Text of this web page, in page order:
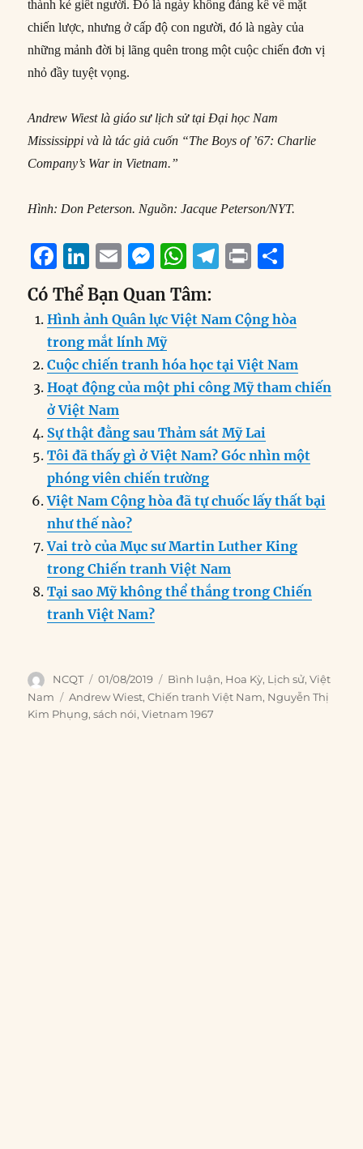
thành kẻ giết người. Đó là ngày không đáng kể về mặt
chiến lược, nhưng ở cấp độ con người, đó là ngày của
những mảnh đời bị lãng quên trong một cuộc chiến đơn vị
nhỏ đầy tuyệt vọng.
Andrew Wiest là giáo sư lịch sử tại Đại học Nam
Mississippi và là tác giả cuốn “The Boys of ’67: Charlie
Company’s War in Vietnam.”
Hình: Don Peterson. Nguồn: Jacque Peterson/NYT.
F
a
c
e
b
o
o
k
Li
n
k
e
d
I
n
E
m
ai
l
M
e
ss
e
n
g
W
h
at
s
A
p
T
e
g
r
a
P
n
t
a
re
Có Thể Bạn Quan Tâm:
Hình ảnh Quân lực Việt Nam Cộng hòa
trong mắt lính Mỹ
Cuộc chiến tranh hóa học tại Việt Nam
Hoạt động của một phi công Mỹ tham chiến
ở Việt Nam
Sự thật đằng sau Thảm sát Mỹ Lai
Tôi đã thấy gì ở Việt Nam? Góc nhìn một
phóng viên chiến trường
Việt Nam Cộng hòa đã tự chuốc lấy thất bại
như thế nào?
Vai trò của Mục sư Martin Luther King
trong Chiến tranh Việt Nam
Tại sao Mỹ không thể thắng trong Chiến
tranh Việt Nam?
Author
NCQT
Posted
on
01/08/2019 Categories
Bình luận, Hoa Kỳ, Lịch sử,Việt
Nam
Tags
Andrew Wiest,Chiến tranh Việt Nam, Nguyễn Thị
Kim Phụng,sách nói,Vietnam 1967